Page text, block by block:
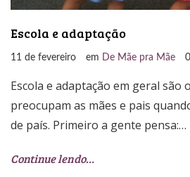
Escola e adaptação
11 de fevereiro em De Mãe pra Mãe 0
Escola e adaptação em geral são
preocupam as mães e pais
de país. Primeiro a gente pensa:…
Continue lendo…